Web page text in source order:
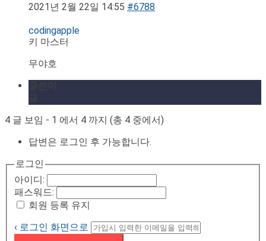
2021년 2월 22일 14:55 #6788
codingapple
키 마스터
무야호
4 글 보임 - 1 에서 4 까지 (총 4 중에서)
답변은 로그인 후 가능합니다.
로그인
아이디:
패스워드:
회원 등록 유지
‹ 로그인 화면으로